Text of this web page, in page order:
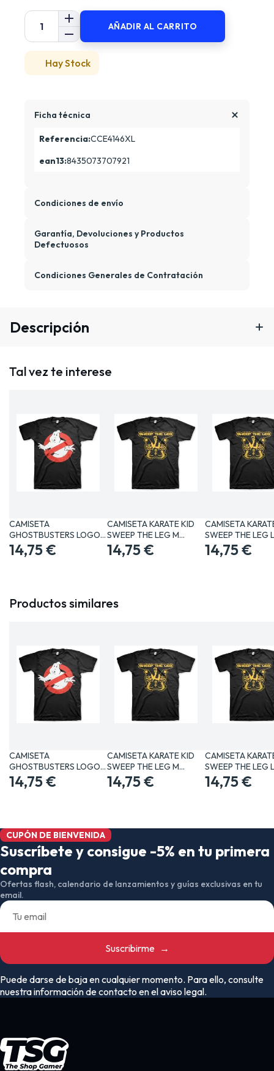
AÑADIR AL CARRITO
Hay Stock
Ficha técnica
Referencia:CCE4146XL
ean13:8435073707921
Condiciones de envío
Garantía, Devoluciones y Productos
Defectuosos
Condiciones Generales de Contratación
Descripción
Tal vez te interese
CAMISETA
GHOSTBUSTERS LOGO
CLASICO XL…
14,75 €
CAMISETA KARATE KID
SWEEP THE LEG M…
14,75 €
CAMISETA
SWEEP THE LEG
14,75 €
Productos similares
CAMISETA
GHOSTBUSTERS LOGO
CLASICO XL…
14,75 €
CAMISETA KARATE KID
SWEEP THE LEG M…
14,75 €
CAMISETA
SWEEP THE LEG
14,75 €
CUPÓN DE BIENVENIDA
Suscríbete y consigue -5% en tu primera
compra
Ofertas flash, calendario de lanzamientos y guías exclusivas en tu
email.
Suscribirme →
Puede darse de baja en cualquier momento. Para ello, consulte
nuestra información de contacto en el aviso legal.